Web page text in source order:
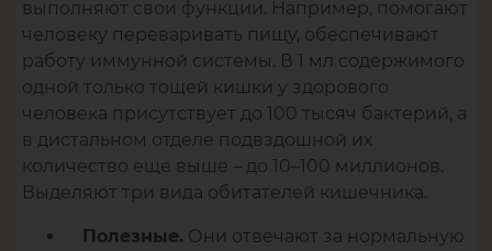
выполняют свои функции. Например, помогают
человеку переваривать пищу, обеспечивают
работу иммунной системы. В 1 мл содержимого
одной только тощей кишки у здорового
человека присутствует до 100 тысяч бактерий, а
в дистальном отделе подвздошной их
количество еще выше – до 10–100 миллионов.
Выделяют три вида обитателей кишечника.
Полезные. Они отвечают за нормальную